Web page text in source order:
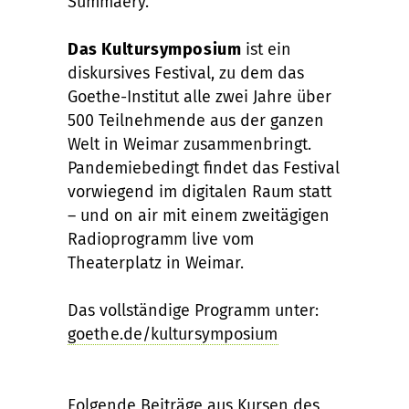
Das Kultursymposium ist ein
diskursives Festival, zu dem das
Goethe-Institut alle zwei Jahre über
500 Teilnehmende aus der ganzen
Welt in Weimar zusammenbringt.
Pandemiebedingt findet das Festival
vorwiegend im digitalen Raum statt
– und on air mit einem zweitägigen
Radioprogramm live vom
Theaterplatz in Weimar.
Das vollständige Programm unter:
goethe.de/kultursymposium